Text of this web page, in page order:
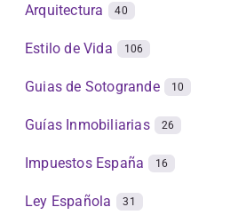
Arquitectura 40
Estilo de Vida 106
Guias de Sotogrande 10
Guías Inmobiliarias 26
Impuestos España 16
Ley Española 31